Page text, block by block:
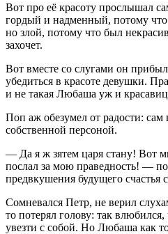
Вот про её красоту прослышал
гордый и надменный, потому
но злой, потому что был
захочет.
Вот вместе со слугами он
убедиться в красоте девушки.
и не такая Любаша уж и
Поп аж обезумел от радости:
собственной персоной.
— Да я ж зятем царя стану! Вот
послал за мою праведность! —
предвкушения будущего счастья
Сомневался Петр, не верил
то потерял голову: так влюбился,
увезти с собой. Но Любаша как